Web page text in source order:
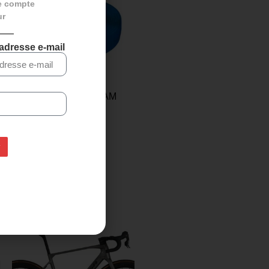
Ruban de guidon SRAM
compte
e-mail